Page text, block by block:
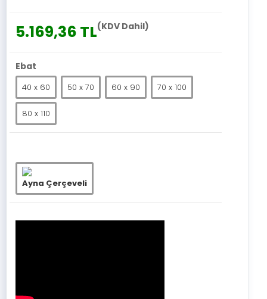
5.169,36 TL(KDV Dahil)
Ebat
40 x 60 50 x 70 60 x 90 70 x 100
80 x 110
Ayna Çerçeveli